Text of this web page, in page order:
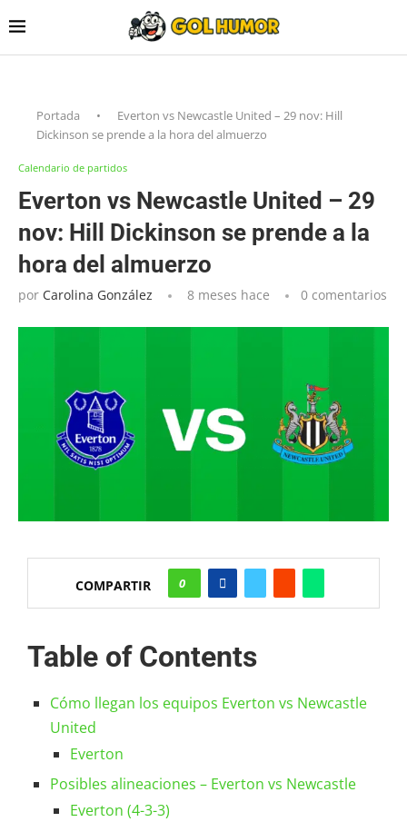
Portada •
Everton vs Newcastle United – 29 nov: Hill
Dickinson se prende a la hora del almuerzo
Calendario de partidos
Everton vs Newcastle United – 29
nov: Hill Dickinson se prende a la
hora del almuerzo
por Carolina González 8 meses hace 0 comentarios
COMPARTIR 0
Table of Contents
Cómo llegan los equipos Everton vs Newcastle
United
Everton
Posibles alineaciones – Everton vs Newcastle
Everton (4-3-3)